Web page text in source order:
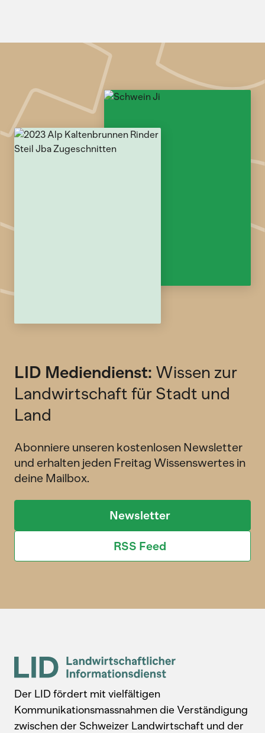
LID Mediendienst: Wissen zur
Landwirtschaft für Stadt und
Land
Abonniere unseren kostenlosen Newsletter
und erhalten jeden Freitag Wissenswertes in
deine Mailbox.
Newsletter
RSS Feed
Der LID fördert mit vielfältigen
Kommunikationsmassnahmen die Verständigung
zwischen der Schweizer Landwirtschaft und der